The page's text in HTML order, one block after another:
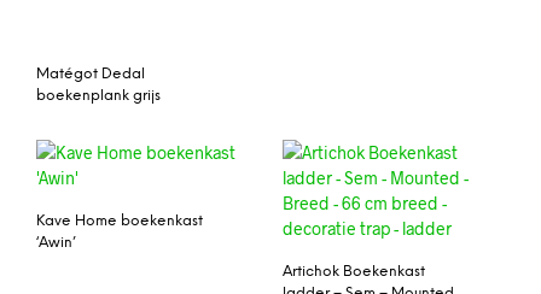
Matégot Dedal
boekenplank grijs
Kave Home boekenkast
‘Awin’
Artichok Boekenkast